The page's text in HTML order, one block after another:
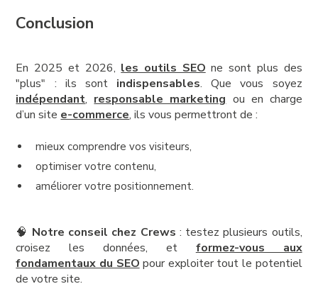
Conclusion
En 2025 et 2026, les outils SEO ne sont plus des
"plus" : ils sont indispensables. Que vous soyez
indépendant, responsable marketing ou en charge
d’un site e-commerce, ils vous permettront de :
mieux comprendre vos visiteurs,
optimiser votre contenu,
améliorer votre positionnement.
🧠 Notre conseil chez Crews : testez plusieurs outils,
croisez les données, et formez-vous aux
fondamentaux du SEO pour exploiter tout le potentiel
de votre site.